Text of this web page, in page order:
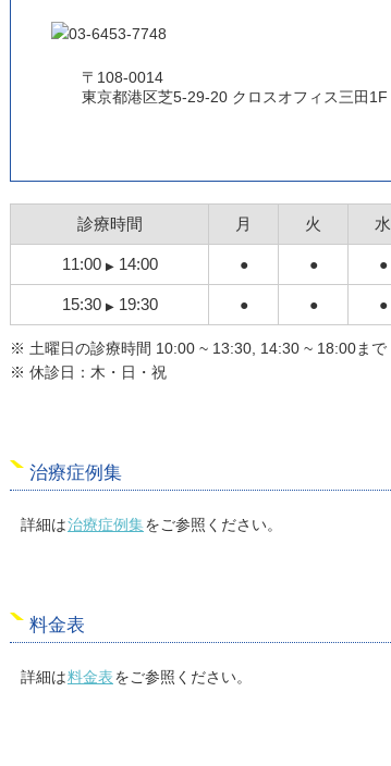
〒108-0014
東京都港区芝5-29-20 クロスオフィス三田1F
診療時間 月 火 水
11:00 ▶14:00 ● ● ●
15:30 ▶19:30 ● ● ●
※ 土曜日の診療時間 10:00 ~ 13:30, 14:30 ~ 18:00まで
※ 休診日：木・日・祝
治療症例集
詳細は治療症例集をご参照ください。
料金表
詳細は料金表をご参照ください。